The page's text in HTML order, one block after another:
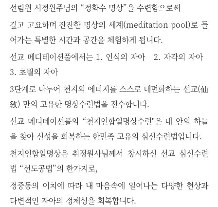
선림원 시정원주님의 “정화수 명상”을 수련함으로써
깊고 고요하며 잔잔한 명상의 세계(meditation pool)로 들
어가는 특별한 시간과 공간을 체험하게 됩니다.
선교 메디테이션풀에서는 1. 인식의 자아 2. 자각의 자아
3. 초월의 자아
3단계로 나누어 천지의 에너지를 스스로 내면화하는 선교(仙
敎) 만의 고유한 명상수련법을 전수합니다.
선교 메디테이션풀의 “천지인합일명상수련"은 내 안의 하늘
을 찾아 신성을 회복하는 한민족 고유의 심신수련법입니다.
천지인합일명상은 취정원사님께서 창시하신 선교 심신수련
법 “선도공법”의 한가지로,
정중동의 이치에 따라 내 마음속에 일어나는 다양한 현상과
다변적인 자아의 정체성을 회복합니다.